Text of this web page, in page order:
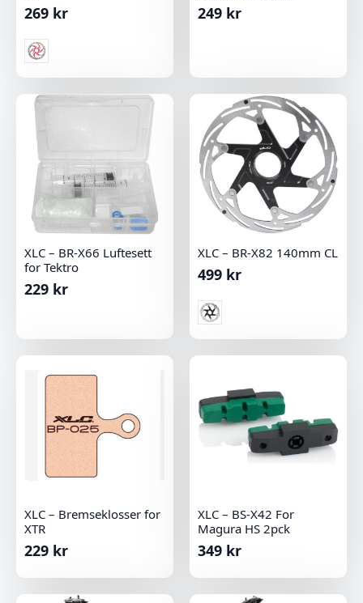
269 kr 249 kr
XLC – BR-X66 Luftesett
for Tektro
229 kr
XLC – BR-X82 140mm CL
499 kr
XLC – Bremseklosser for
XTR
229 kr
XLC – BS-X42 For
Magura HS 2pck
349 kr